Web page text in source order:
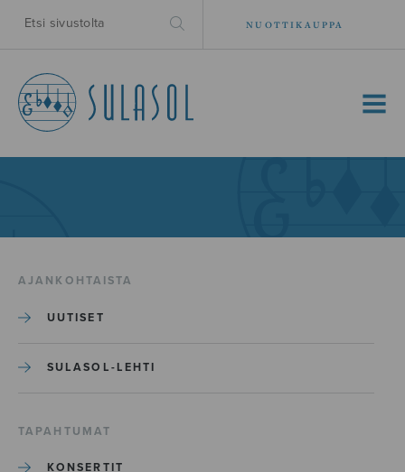
NUOTTIKAUPPA
MENU
AJANKOHTAISTA
UUTISET
SULASOL-LEHTI
TAPAHTUMAT
KONSERTIT